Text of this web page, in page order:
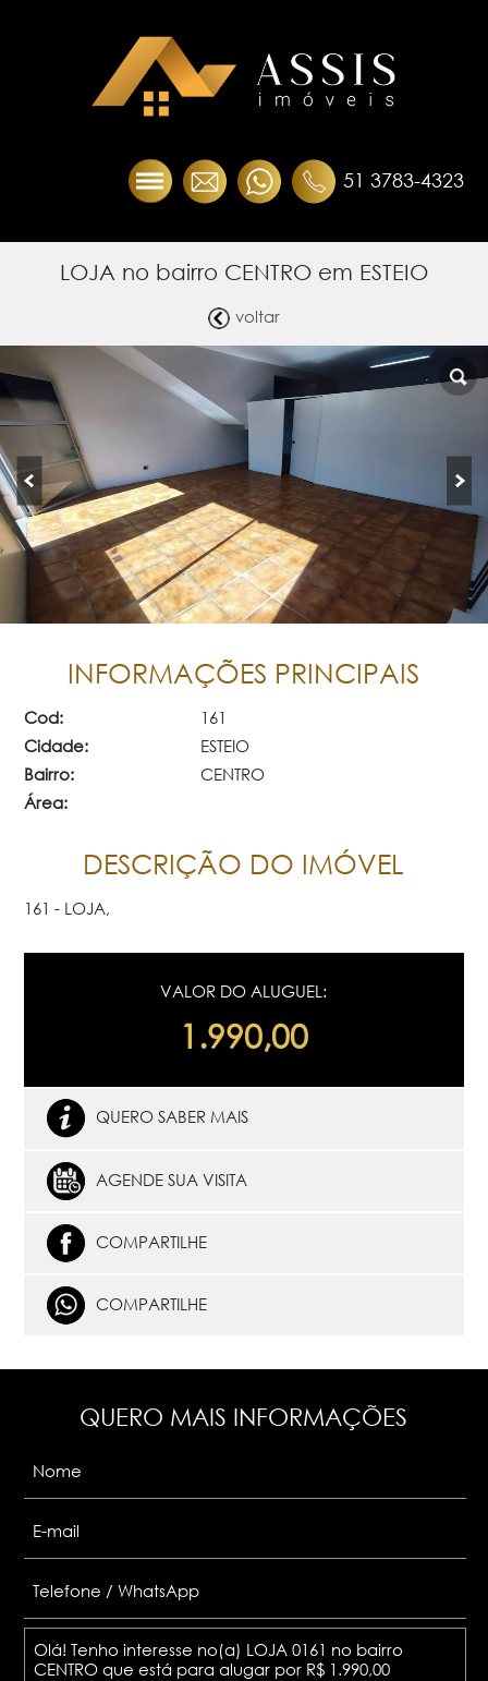
51 3783-4323
LOJA no bairro CENTRO em ESTEIO
voltar
INFORMAÇÕES PRINCIPAIS
Cod:
161
Cidade:
ESTEIO
Bairro:
CENTRO
Área:
DESCRIÇÃO DO IMÓVEL
161 - LOJA,
VALOR DO ALUGUEL:
1.990,00
QUERO SABER MAIS
AGENDE SUA VISITA
COMPARTILHE
COMPARTILHE
QUERO MAIS INFORMAÇÕES